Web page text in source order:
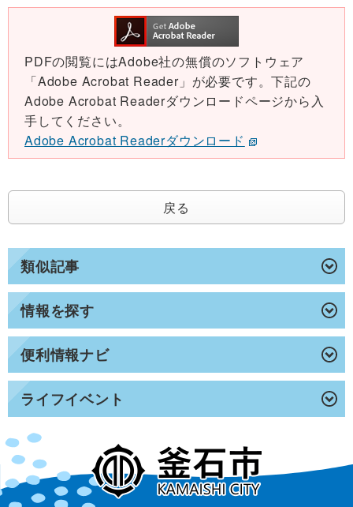
類似記事
情報を探す
便利情報ナビ
ライフイベント
PDFの閲覧にはAdobe社の無償のソフトウェア
「Adobe Acrobat Reader」が必要です。下記の
Adobe Acrobat Readerダウンロードページから入
手してください。
Adobe Acrobat Readerダウンロード
戻る